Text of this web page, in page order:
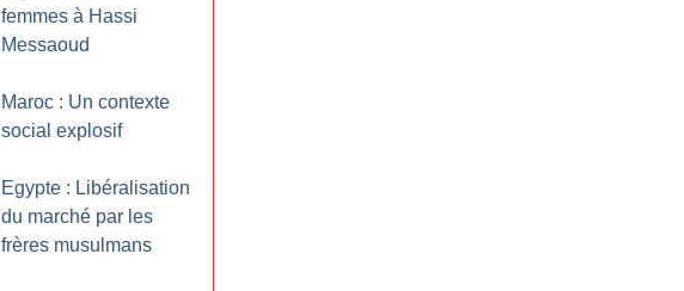
femmes à Hassi
Messaoud
Maroc : Un contexte
social explosif
Egypte : Libéralisation
du marché par les
frères musulmans